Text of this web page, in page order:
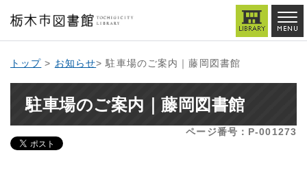
トップ > お知らせ> 駐車場のご案内｜藤岡図書館
駐車場のご案内｜藤岡図書館
ページ番号：P-001273